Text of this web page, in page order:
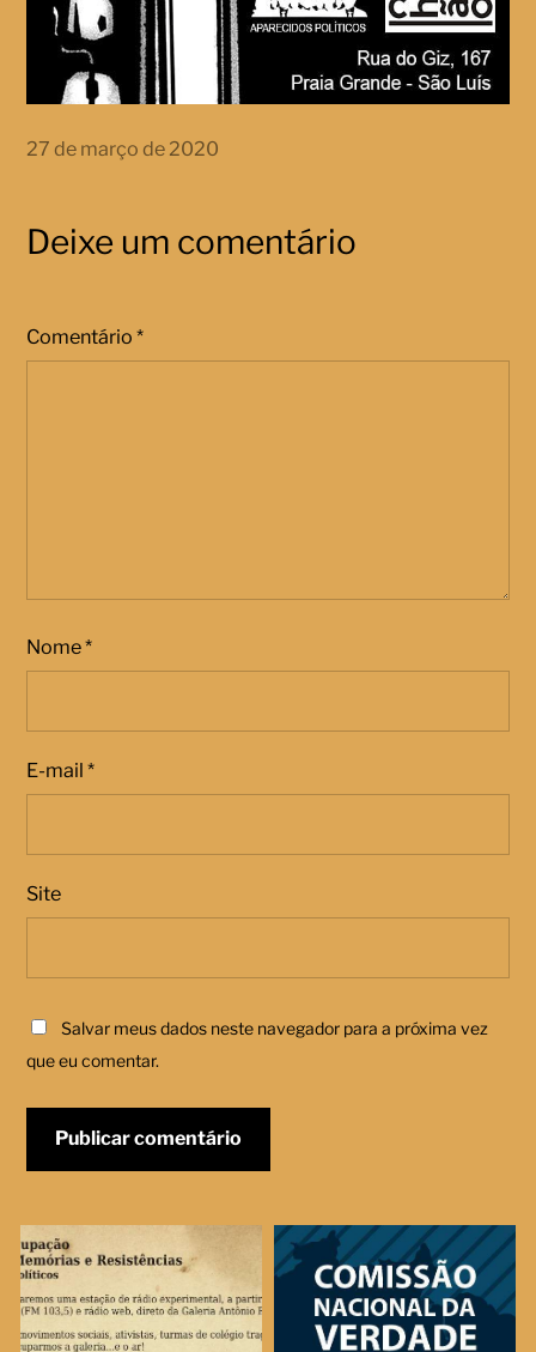
27 de março de 2020
Deixe um comentário
Comentário*
Nome*
E-mail*
Site
Salvar meus dados neste navegador para a próxima vez
que eu comentar.